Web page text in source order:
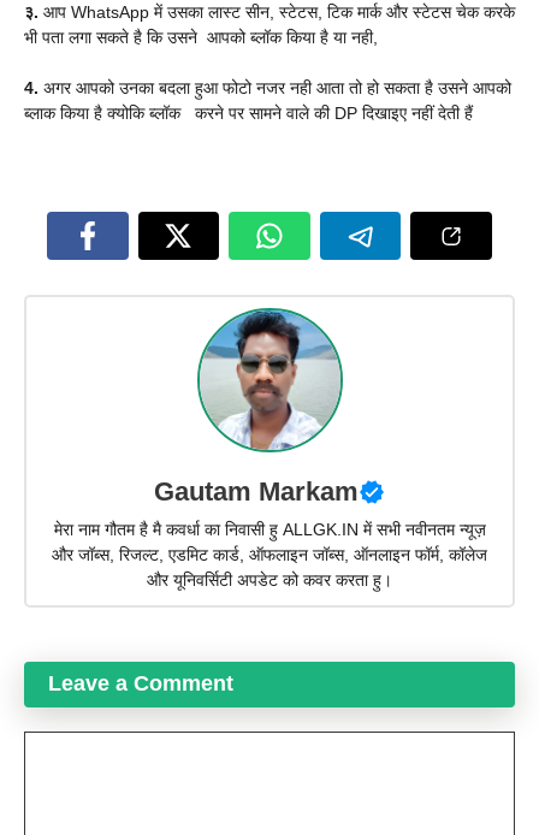
३. आप WhatsApp में उसका लास्ट सीन, स्टेटस, टिक मार्क और स्टेटस चेक करके
भी पता लगा सकते है कि उसने आपको ब्लॉक किया है या नही,
4. अगर आपको उनका बदला हुआ फोटो नजर नही आता तो हो सकता है उसने आपको
ब्लाक किया है क्योकि ब्लॉक करने पर सामने वाले की DP दिखाइए नहीं देती हैं
Gautam Markam
मेरा नाम गौतम है मै कवर्धा का निवासी हु ALLGK.IN में सभी नवीनतम न्यूज़
और जॉब्स, रिजल्ट, एडमिट कार्ड, ऑफलाइन जॉब्स, ऑनलाइन फॉर्म, कॉलेज
और यूनिवर्सिटी अपडेट को कवर करता हु।
Leave a Comment